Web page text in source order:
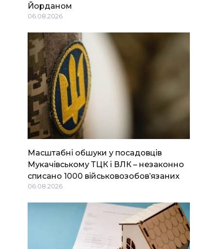
Йорданом
06.08.2026
Масштабні обшуки у посадовців
Мукачівському ТЦК і ВЛК – незаконно
списано 1000 військовозобов’язаних
06.08.2026